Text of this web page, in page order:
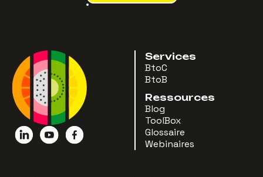
Services
BtoC
BtoB
Ressources
Blog
ToolBox
Glossaire
Webinaires